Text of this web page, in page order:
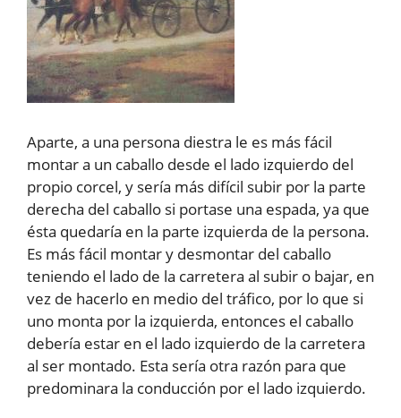
Aparte, a una persona diestra le es más fácil
montar a un caballo desde el lado izquierdo del
propio corcel, y sería más difícil subir por la parte
derecha del caballo si portase una espada, ya que
ésta quedaría en la parte izquierda de la persona.
Es más fácil montar y desmontar del caballo
teniendo el lado de la carretera al subir o bajar, en
vez de hacerlo en medio del tráfico, por lo que si
uno monta por la izquierda, entonces el caballo
debería estar en el lado izquierdo de la carretera
al ser montado. Esta sería otra razón para que
predominara la conducción por el lado izquierdo.